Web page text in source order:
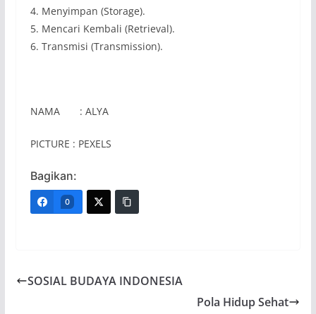
4. Menyimpan (Storage).
5. Mencari Kembali (Retrieval).
6. Transmisi (Transmission).
NAMA : ALYA
PICTURE : PEXELS
Bagikan:
0
SOSIAL BUDAYA INDONESIA
Pola Hidup Sehat